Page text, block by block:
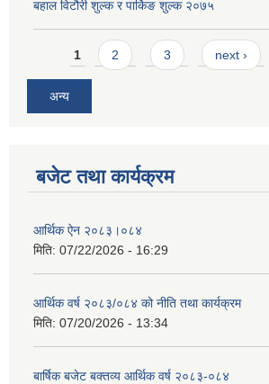
बहाल विटौरी शुल्क र पार्किङ शुल्क २०७५
Pages
1 2 3 next ›
अन्य
बजेट तथा कार्यक्रम
आर्थिक ऐन २०८३।०८४
मिति: 07/22/2026 - 16:29
आर्थिक वर्ष २०८३/०८४ को नीति तथा कार्यक्रम
मिति: 07/20/2026 - 13:34
बार्षिक बजेट बक्तव्य आर्थिक वर्ष २०८३-०८४